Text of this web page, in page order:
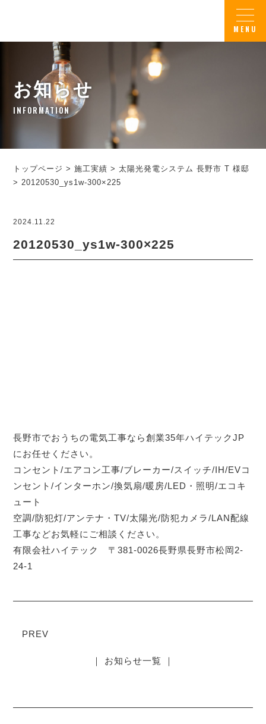
お知らせ
INFORMATION
トップページ >施工実績 >太陽光発電システム 長野市 T 様邸
>20120530_ys1w-300×225
2024.11.22
20120530_ys1w-300×225
長野市でおうちの電気工事なら創業35年ハイテックJP
にお任せください。
コンセント/エアコン工事/ブレーカー/スイッチ/IH/EVコ
ンセント/インターホン/換気扇/暖房/LED・照明/エコキ
ュート
空調/防犯灯/アンテナ・TV/太陽光/防犯カメラ/LAN配線
工事などお気軽にご相談ください。
有限会社ハイテック 〒381-0026長野県長野市松岡2-
24-1
PREV
｜ お知らせ一覧 ｜